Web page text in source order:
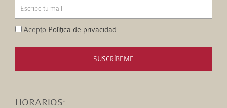
Acepto Política de privacidad
SUSCRÍBEME
HORARIOS: